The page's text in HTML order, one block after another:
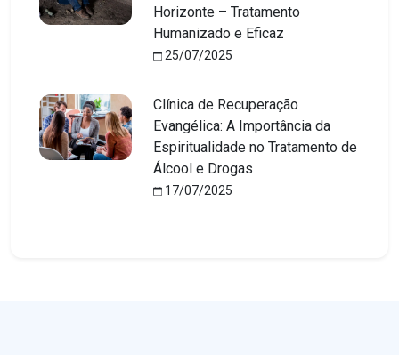
Horizonte – Tratamento
Humanizado e Eficaz
25/07/2025
Clínica de Recuperação
Evangélica: A Importância da
Espiritualidade no Tratamento de
Álcool e Drogas
17/07/2025